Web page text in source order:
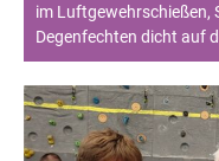
im Luftgewehrschießen,
Degenfechten dicht auf